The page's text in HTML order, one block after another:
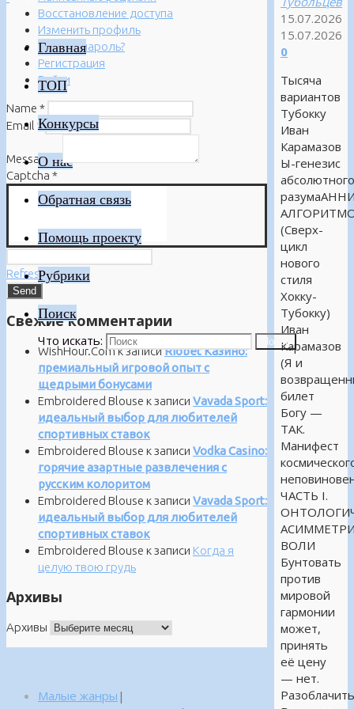
Главная
ТОП
Конкурсы
О нас
Обратная связь
Помощь проекту
Рубрики
Поиск
Что искать: Поиск
15.07.2026
15.07.2026
0
Тысяча
вариантов
Тубокку
Иван
Карамазов
Ы-генезис
(Сверх-
цикл
нового
стиля
Хокку-
Тубокку)
Иван
Карамазов
(Я и
билет
Богу —
ТАК.
Манифест
ЧАСТЬ I.
ВОЛИ
Бунтовать
против
мировой
гармонии
может,
принять
её цену
— нет.
Восстановление доступа
Изменить профиль
Забыли пароль?
Регистрация
Войти
Name *
Email *
Message*
Captcha *
Refresh
Свежие комментарии
WishHour.Comк записиRiobet Казино:
премиальный игровой опыт с
щедрыми бонусами
Embroidered Blouse к записи Vavada Sport:
идеальный выбор для любителей
спортивных ставок
Embroidered Blouse к записи Vodka Casino:
горячие азартные развлечения с
русским колоритом
Embroidered Blouse к записи Vavada Sport:
идеальный выбор для любителей
спортивных ставок
Embroidered Blouse к записи Когда я
целую твою грудь
Архивы
Архивы
Малые жанры |